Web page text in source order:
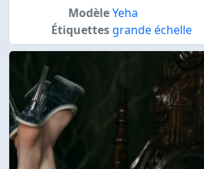
ModèleYeha
Étiquettes grande échelle